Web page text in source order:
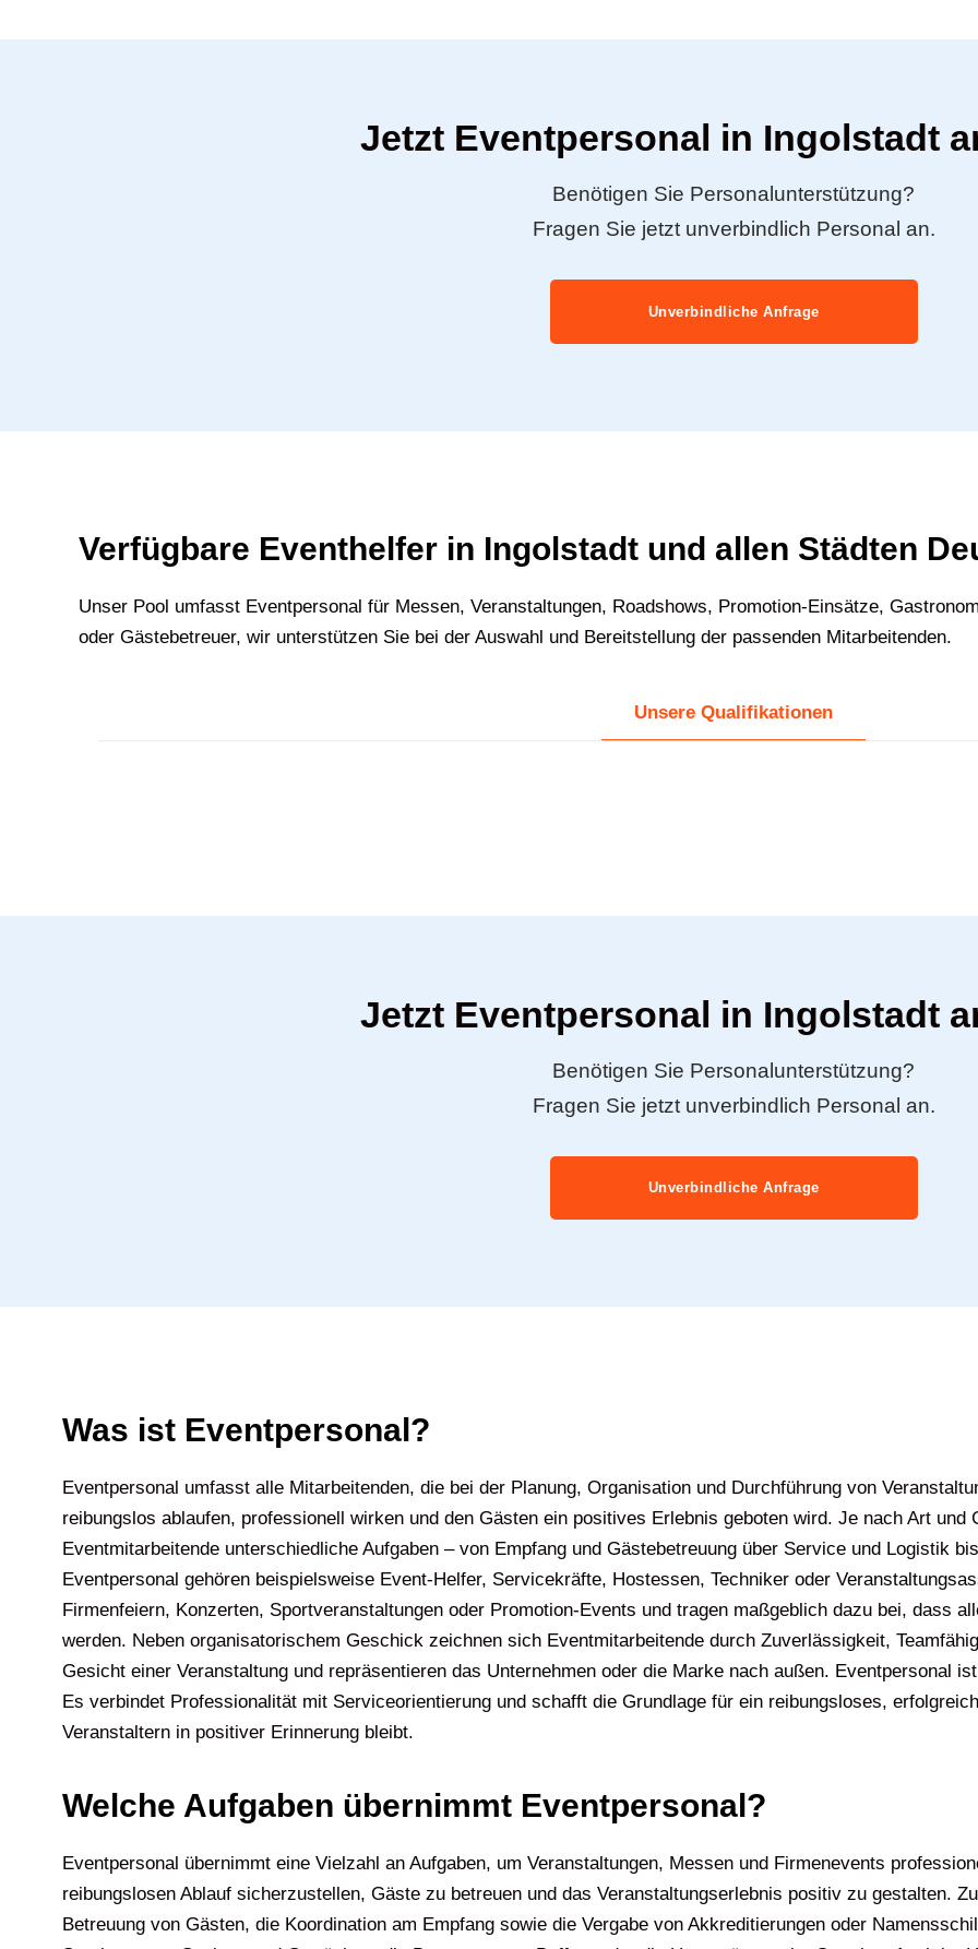
Jetzt Eventpersonal in Ingolstadt
Benötigen Sie Personalunterstützung?
Fragen Sie jetzt unverbindlich Personal an.
Unverbindliche Anfrage
Verfügbare Eventhelfer in Ingolstadt und allen Städten
Unser Pool umfasst Eventpersonal für Messen, Veranstaltungen, Roadshows, Promotion-Einsätze,
oder Gästebetreuer, wir unterstützen Sie bei der Auswahl und Bereitstellung der passenden Mitarbeitenden.
Unsere Qualifikationen
Jetzt Eventpersonal in Ingolstadt
Benötigen Sie Personalunterstützung?
Fragen Sie jetzt unverbindlich Personal an.
Unverbindliche Anfrage
Was ist Eventpersonal?
Eventpersonal umfasst alle Mitarbeitenden, die bei der Planung, Organisation und Durchführung von
reibungslos ablaufen, professionell wirken und den Gästen ein positives Erlebnis geboten wird. Je nach Art und
Eventmitarbeitende unterschiedliche Aufgaben – von Empfang und Gästebetreuung über Service und Logistik
Eventpersonal gehören beispielsweise Event-Helfer, Servicekräfte, Hostessen, Techniker oder
Firmenfeiern, Konzerten, Sportveranstaltungen oder Promotion-Events und tragen maßgeblich dazu bei, dass
werden. Neben organisatorischem Geschick zeichnen sich Eventmitarbeitende durch Zuverlässigkeit,
Gesicht einer Veranstaltung und repräsentieren das Unternehmen oder die Marke nach außen. Eventpersonal
Es verbindet Professionalität mit Serviceorientierung und schafft die Grundlage für ein reibungsloses,
Veranstaltern in positiver Erinnerung bleibt.
Welche Aufgaben übernimmt Eventpersonal?
Eventpersonal übernimmt eine Vielzahl an Aufgaben, um Veranstaltungen, Messen und Firmenevents
reibungslosen Ablauf sicherzustellen, Gäste zu betreuen und das Veranstaltungserlebnis positiv zu gestalten.
Betreuung von Gästen, die Koordination am Empfang sowie die Vergabe von Akkreditierungen oder